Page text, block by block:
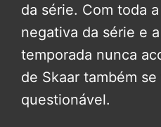
da série. Com toda
negativa da série e
temporada nunca
de Skaar também
questionável.